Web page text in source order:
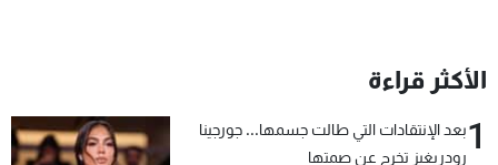
الأكثر قراءة
1بعد الإنتقادات التي طالت جسمها... جورجينا
رودريغيز تخرج عن صمتها